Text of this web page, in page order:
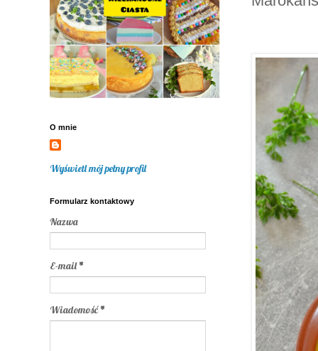
O mnie
Wyświetl mój pełny profil
Formularz kontaktowy
Nazwa
E-mail*
Wiadomość*